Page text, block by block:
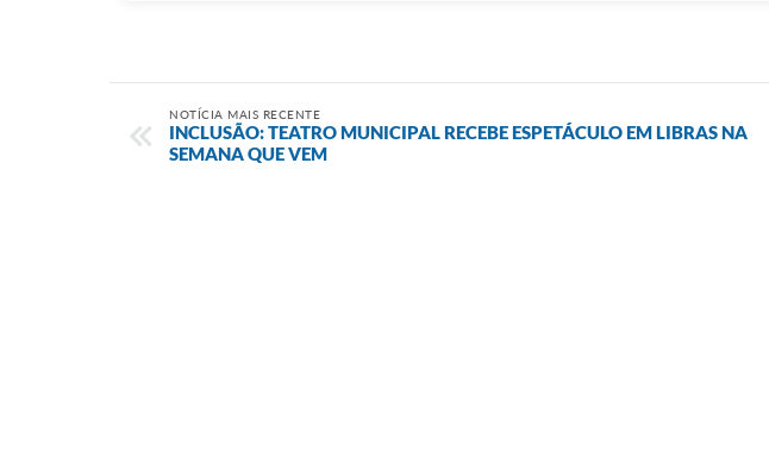
NOTÍCIA MAIS RECENTE
INCLUSÃO: TEATRO MUNICIPAL RECEBE ESPETÁCULO EM LIBRAS NA
SEMANA QUE VEM